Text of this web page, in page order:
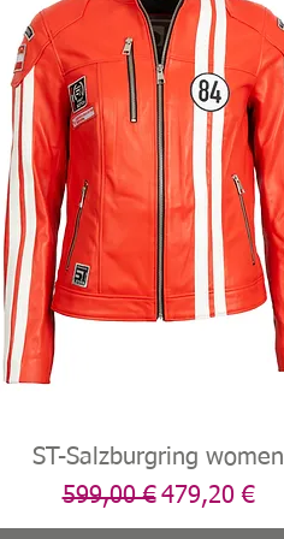
Schnellansicht
ST-Salzburgring women
Standardpreis
599,00 € Sale-Preis
479,20 €